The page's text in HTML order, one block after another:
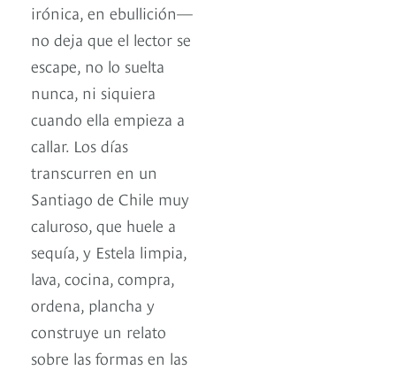
irónica, en ebullición—
no deja que el lector se
escape, no lo suelta
nunca, ni siquiera
cuando ella empieza a
callar. Los días
transcurren en un
Santiago de Chile muy
caluroso, que huele a
sequía, y Estela limpia,
lava, cocina, compra,
ordena, plancha y
construye un relato
sobre las formas en las